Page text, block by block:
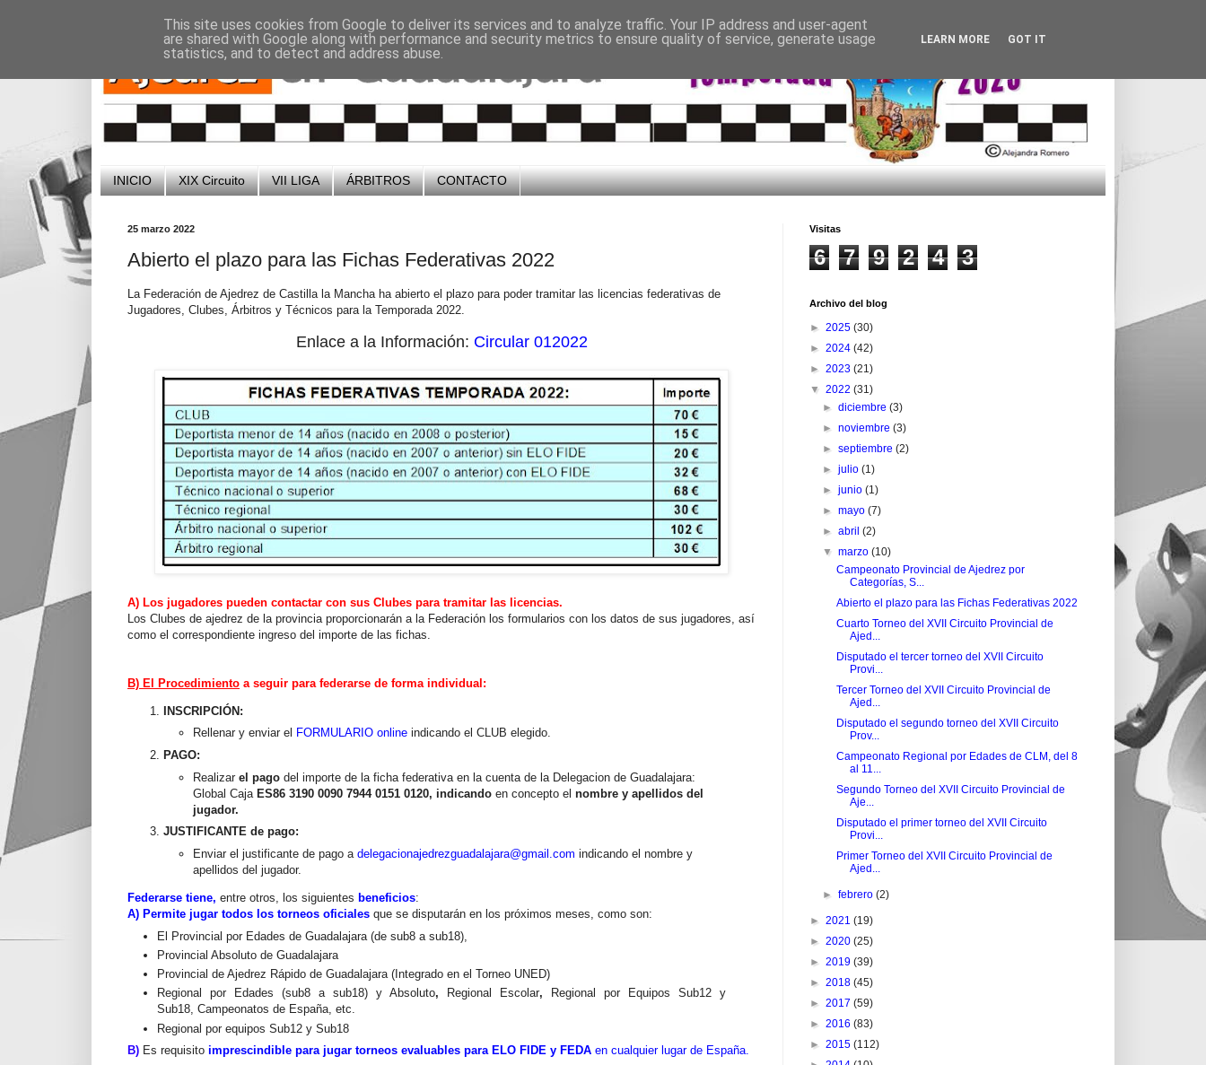
INICIO XIX Circuito VII LIGA ÁRBITROS CONTACTO
25 marzo 2022
Abierto el plazo para las Fichas Federativas 2022
La Federación de Ajedrez de Castilla la Mancha ha abierto el plazo para poder tramitar las licencias federativas de
Jugadores, Clubes, Árbitros y Técnicos para la Temporada 2022.
Enlace a la Información: Circular 012022
A) Los jugadores pueden contactar con sus Clubes para tramitar las licencias.
Los Clubes de ajedrez de la provincia proporcionarán a la Federación los formularios con los datos de sus jugadores, así
como el correspondiente ingreso del importe de las fichas.
B) El Procedimiento a seguir para federarse de forma individual:
INSCRIPCIÓN:
Rellenar y enviar el FORMULARIO online indicando el CLUB elegido.
PAGO:
Realizar el pago del importe de la ficha federativa en la cuenta de la Delegacion de Guadalajara:
Global Caja ES86 3190 0090 7944 0151 0120, indicando en concepto el nombre y apellidos del
jugador.
JUSTIFICANTE de pago:
Enviar el justificante de pago a delegacionajedrezguadalajara@gmail.com indicando el nombre y
apellidos del jugador.
Federarse tiene, entre otros, los siguientes beneficios:
A) Permite jugar todos los torneos oficiales que se disputarán en los próximos meses, como son:
El Provincial por Edades de Guadalajara (de sub8 a sub18),
Provincial Absoluto de Guadalajara
Provincial de Ajedrez Rápido de Guadalajara (Integrado en el Torneo UNED)
Regional por Edades (sub8 a sub18) y Absoluto, Regional Escolar,
Regional por Equipos Sub12 y
Sub18, Campeonatos de España, etc.
Regional por equipos Sub12 y Sub18
B) Es requisito imprescindible para jugar torneos evaluables para ELO FIDE y FEDA en cualquier lugar de España.
Visitas
6 7 9 2 4 3
Archivo del blog
► 2025 (30)
► 2024 (42)
► 2023 (21)
▼ 2022 (31)
►diciembre(3)
►noviembre(3)
►septiembre(2)
►julio(1)
►junio(1)
►mayo(7)
►abril(2)
▼marzo(10)
Campeonato Provincial de Ajedrez por
Categorías, S...
Abierto el plazo para las Fichas Federativas 2022
Cuarto Torneo del XVII Circuito Provincial de
Ajed...
Disputado el tercer torneo del XVII Circuito
Provi...
Tercer Torneo del XVII Circuito Provincial de
Ajed...
Disputado el segundo torneo del XVII Circuito
Prov...
Campeonato Regional por Edades de CLM, del 8
al 11...
Segundo Torneo del XVII Circuito Provincial de
Aje...
Disputado el primer torneo del XVII Circuito
Provi...
Primer Torneo del XVII Circuito Provincial de
Ajed...
►febrero(2)
► 2021 (19)
► 2020 (25)
► 2019 (39)
► 2018 (45)
► 2017 (59)
► 2016 (83)
► 2015 (112)
This site uses cookies from Google to deliver its services and to analyze traffic. Your IP address and user-agent
are shared with Google along with performance and security metrics to ensure quality of service, generate usage
statistics, and to detect and address abuse.
LEARN MORE GOT IT